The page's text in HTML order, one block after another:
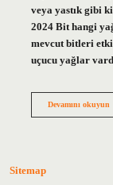
veya yastık gibi
2024 Bit hangi
mevcut bitleri
uçucu yağlar
Devamını okuyun
Sitemap